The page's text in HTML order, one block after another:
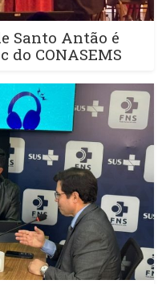
Santo Antão é
do CONASEMS